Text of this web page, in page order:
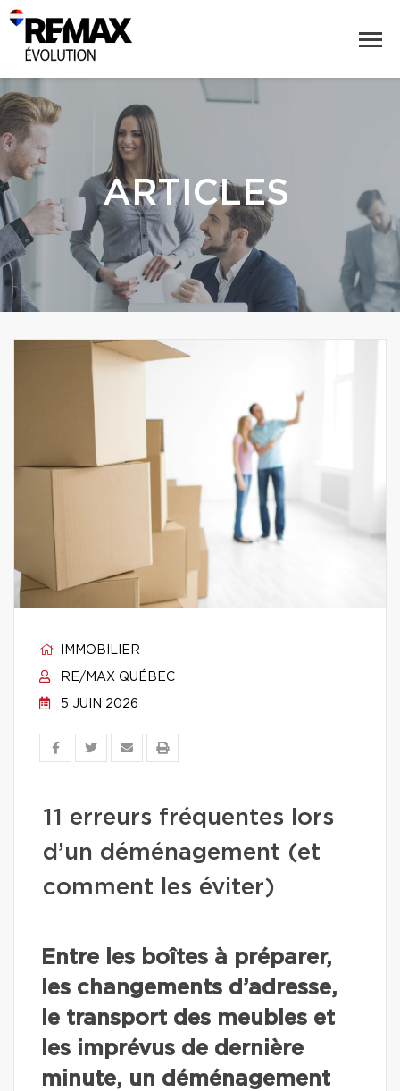
ARTICLES
IMMOBILIER
RE/MAX QUÉBEC
5 JUIN 2026
11 erreurs fréquentes lors
d’un déménagement (et
comment les éviter)
Entre les boîtes à préparer,
les changements d’adresse,
le transport des meubles et
les imprévus de dernière
minute, un déménagement